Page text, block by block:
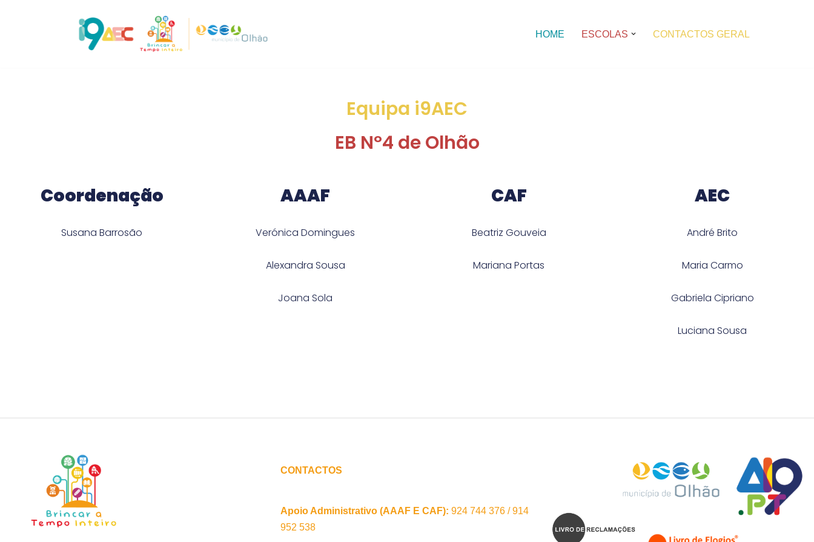
HOME ESCOLAS CONTACTOS GERAL
Equipa i9AEC
EB Nº4 de Olhão
Coordenação
Susana Barrosão
AAAF
Verónica Domingues
Alexandra Sousa
Joana Sola
CAF
Beatriz Gouveia
Mariana Portas
AEC
André Brito
Maria Carmo
Gabriela Cipriano
Luciana Sousa
CONTACTOS
Apoio Administrativo (AAAF E CAF): 924 744 376 / ‭914
952 538‬